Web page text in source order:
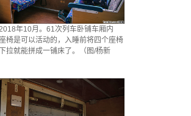
年10月。61次列车卧铺车厢内
椅是可以活动的，入睡前将四个座椅
拉就能拼成一铺床了。（图/杨新